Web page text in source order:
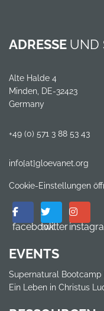
ADRESSE UND
Alte Halde 4
Minden, DE-32423
Germany
+49 (0) 571 3 88 53 43
info[at]gloevanet.org
Cookie-Einstellungen
facebooktwitter
EVENTS
Supernatural Bootcamp
Ein Leben in Christus